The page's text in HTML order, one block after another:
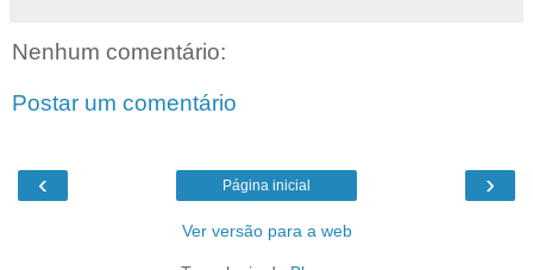
Nenhum comentário:
Postar um comentário
‹ ›
Página inicial
Ver versão para a web